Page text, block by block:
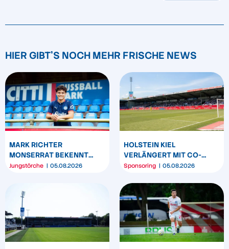
HIER GIBT'S NOCH MEHR FRISCHE NEWS
MARK RICHTER
MONSERRAT BEKENNT
SICH LANGFRISTIG ZUR
Jungstörche 05.08.2026
HOLSTEIN KIEL
VERLÄNGERT MIT CO-
SPONSOR SPREHE
Sponsoring 05.08.2026